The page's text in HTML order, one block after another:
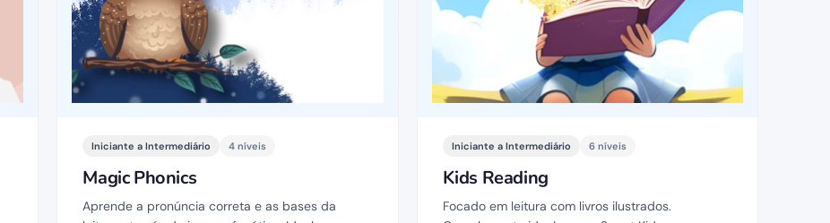
Iniciante a Intermediário 4 níveis
Magic Phonics
Aprende a pronúncia correta e as bases da
Iniciante a Intermediário 6 níveis
Kids Reading
Focado em leitura com livros ilustrados.